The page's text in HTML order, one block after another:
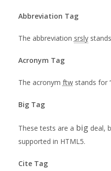
Abbreviation Tag
The abbreviation srslystands
Acronym Tag
The acronym ftwstands for
Big Tag
These tests are a bigdeal,
supported in HTML5.
Cite Tag